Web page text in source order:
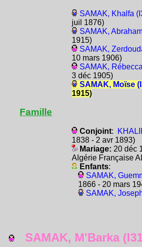
SAMAK, Khalfa
juil 1876)
SAMAK,
1915)
SAMAK,
10 mars 1906)
SAMAK,
3 déc 1905)
SAMAK, Moïse
1915)
Famille
Conjoint:
1838 - 2 avr 1893)
Mariage: 20 déc
Algérie Française
Enfants:
SAMAK,
1866 - 20 mars
SAMAK,
SAMAK, M'Barka